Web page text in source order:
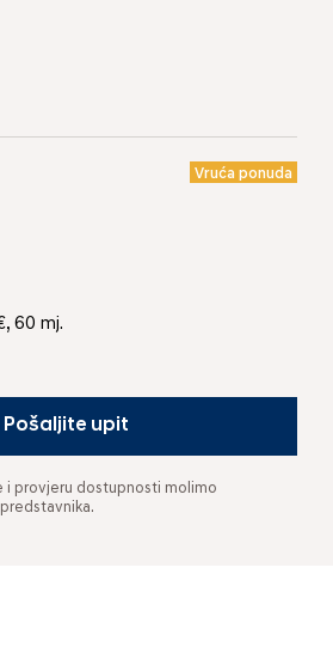
Vruća ponuda
60 mj.
Pošaljite upit
i provjeru dostupnosti molimo